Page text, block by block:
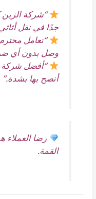
“شركة الزين
جدًا في نقل
“تعامل
وصل بدون أي
“أفضل شركة
أنصح بها بشدة.”
رضا العملاء
القمة.